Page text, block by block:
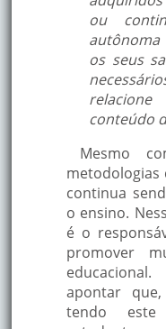
ou
os seus
conteúdo
Mesmo
metodologias
continua
o ensino.
é o
promover
apontar
tendo